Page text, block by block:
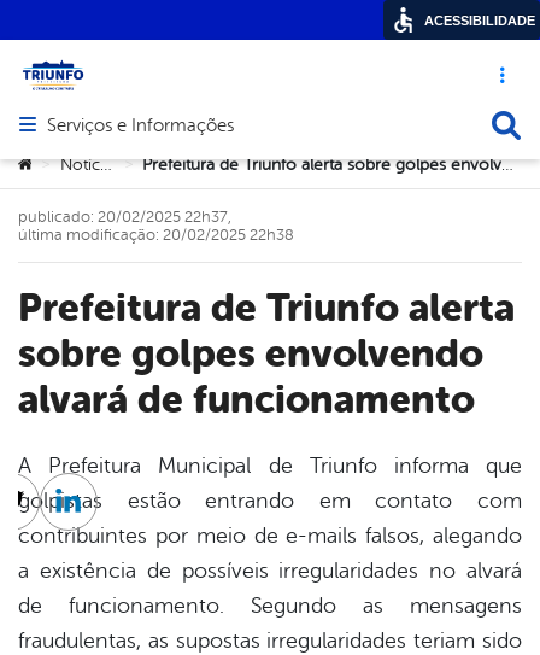
Acesso
Abrir menu principal de navegação
Serviços e Informações
Você está aqui:
> Notícias > Prefeitura de Triunfo alerta sobre golpes envolvendo alvará de funcionamento
Prefeitura de Triunfo alerta
sobre golpes envolvendo
alvará de funcionamento
publicado: 20/02/2025 22h37,
última modificação: 20/02/2025 22h38
A Prefeitura Municipal de Triunfo informa que
golpistas estão entrando em contato com
contribuintes por meio de e-mails falsos, alegando
a existência de possíveis irregularidades no alvará
de funcionamento. Segundo as mensagens
fraudulentas, as supostas irregularidades teriam sido
Twitter
Linkedin
ACESSIBILIDADE